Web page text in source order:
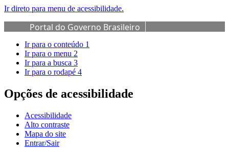
Ir direto para menu de acessibilidade.
Portal do Governo Brasileiro
Ir para o conteúdo 1
Ir para o menu 2
Ir para a busca 3
Ir para o rodapé 4
Opções de acessibilidade
Acessibilidade
Alto contraste
Mapa do site
Entrar/Sair